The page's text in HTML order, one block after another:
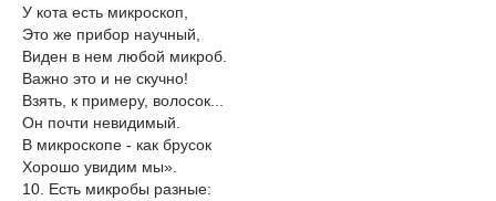
У кота есть микроскоп,
Это же прибор научный,
Виден в нем любой микроб.
Важно это и не скучно!
Взять, к примеру, волосок...
Он почти невидимый.
В микроскопе - как брусок
Хорошо увидим мы».
10. Есть микробы разные: